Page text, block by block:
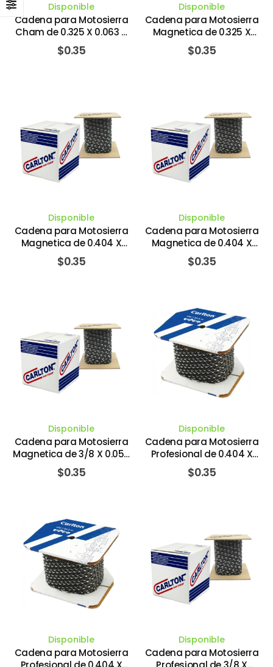
Disponible
Cadena para Motosierra
Cham de 0.325 X 0.063 X
1". CARLTON SAW CHAIN
CO
$0.35
Disponible
Cadena para Motosierra
Magnetica de 0.325 X
0.058 X 1" Chisel. CARLTON
SAW CHAIN CO
$0.35
Disponible
Cadena para Motosierra
Magnetica de 0.404 X
0.058 X 1" Chisel. CARLTON
SAW CHAIN CO
$0.35
Disponible
Cadena para Motosierra
Magnetica de 0.404 X
0.063 X 1" Chisel. CARLTON
SAW CHAIN CO
$0.35
Disponible
Cadena para Motosierra
Magnetica de 3/8 X 0.058
X 1" Chisel. CARLTON SAW
CHAIN CO
$0.35
Disponible
Cadena para Motosierra
Profesional de 0.404 X
0.058 X 1". CARLTON SAW
CHAIN CO
$0.35
Disponible
Cadena para Motosierra
Disponible
Cadena para Motosierra